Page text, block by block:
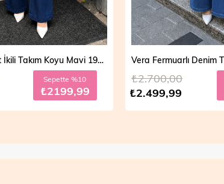
Vera Fermuarlı Denim Takım Açık Mavi 19298
Sepette %20
₺1999,99 ₺2.499,99
₺2.700,00